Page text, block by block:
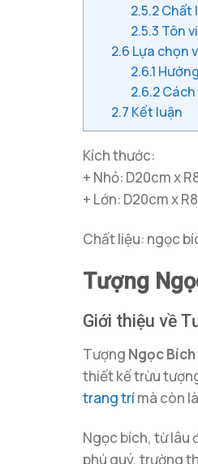
2.5.2Chất
2.5.3 Tôn
2.6 Lựa chọn
2.6.1
2.6.2
2.7 Kết luận
Kích thước:
+ Nhỏ: D20cm x
+ Lớn: D20cm x
Chất liệu: ngọc
Tượng
Giới thiệu về
Tượng Ngọc
thiết kế trừu
trang trímà còn
Ngọc bích, từ lâu
phú quý, trường